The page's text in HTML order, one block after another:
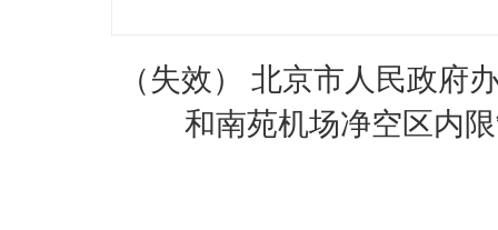
政务公开
（失效） 北京市人民政府
和南苑机场净空区内